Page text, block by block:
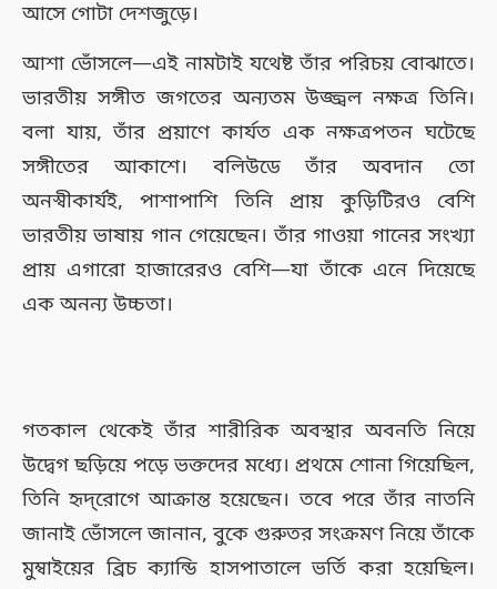
আসে গোটা দেশজুড়ে।
আশা ভোঁসলে—এই নামটাই যথেষ্ট তাঁর পরিচয় বোঝাতে।
ভারতীয় সঙ্গীত জগতের অন্যতম উজ্জ্বল নক্ষত্র তিনি।
বলা যায়, তাঁর প্রয়াণে কার্যত এক নক্ষত্রপতন ঘটেছে
সঙ্গীতের আকাশে। বলিউডে তাঁর অবদান তো
অনস্বীকার্যই, পাশাপাশি তিনি প্রায় কুড়িটিরও বেশি
ভারতীয় ভাষায় গান গেয়েছেন। তাঁর গাওয়া গানের সংখ্যা
প্রায় এগারো হাজারেরও বেশি—যা তাঁকে এনে দিয়েছে
এক অনন্য উচ্চতা।
গতকাল থেকেই তাঁর শারীরিক অবস্থার অবনতি নিয়ে
উদ্বেগ ছড়িয়ে পড়ে ভক্তদের মধ্যে। প্রথমে শোনা গিয়েছিল,
তিনি হৃদ্‌রোগে আক্রান্ত হয়েছেন। তবে পরে তাঁর নাতনি
জানাই ভোঁসলে জানান, বুকে গুরুতর সংক্রমণ নিয়ে তাঁকে
মুম্বাইয়ের ব্রিচ ক্যান্ডি হাসপাতালে ভর্তি করা হয়েছিল।